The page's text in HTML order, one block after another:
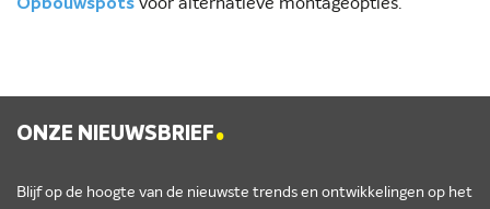
Opbouwspots
ONZE NIEUWSBRIEF.
Blijf op de hoogte van de nieuwste trends en ontwikkelingen op het